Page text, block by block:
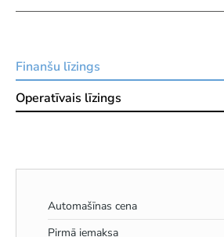
Finanšu līzings
Operatīvais līzings
Automašīnas cena
Pirmā iemaksa